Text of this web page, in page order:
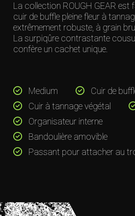
La collection ROUGH GEAR est
cuir de buffle pleine fleur à
extrêmement robuste, à grain
La surpiqûre contrastante
confère un cachet unique.
Medium
Cuir de
Cuir à tannage végétal
Organisateur interne
Bandoulière amovible
Passant pour attacher au